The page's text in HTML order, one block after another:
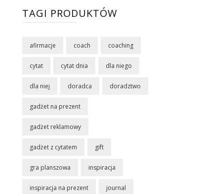
TAGI PRODUKTÓW
afirmacje coach coaching
cytat cytat dnia dla niego
dla niej doradca doradztwo
gadżet na prezent
gadżet reklamowy
gadżet z cytatem gift
gra planszowa inspiracja
inspiracja na prezent journal